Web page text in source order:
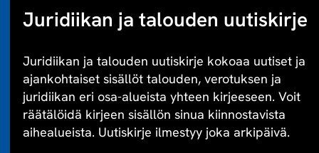
Juridiikan ja talouden uutiskirje
Juridiikan ja talouden uutiskirje kokoaa uutiset ja
ajankohtaiset sisällöt talouden, verotuksen ja
juridiikan eri osa-alueista yhteen kirjeeseen. Voit
räätälöidä kirjeen sisällön sinua kiinnostavista
aihealueista. Uutiskirje ilmestyy joka arkipäivä.